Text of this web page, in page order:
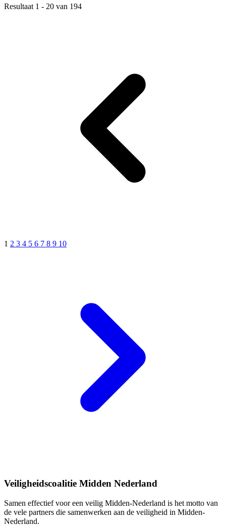
Resultaat 1 - 20 van 194
1 2 3 4 5 6 7 8 9 10
Veiligheidscoalitie Midden Nederland
Samen effectief voor een veilig Midden-Nederland is het motto van
de vele partners die samenwerken aan de veiligheid in Midden-
Nederland.